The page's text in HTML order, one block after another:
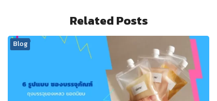
Related Posts
Blog